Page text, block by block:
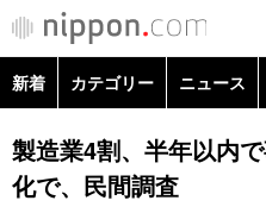
新着 カテゴリー ニュース
政治・外交
経済・ビジネス
製造業4割、半年以内
化で、民間調査